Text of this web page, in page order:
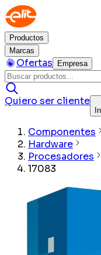
Productos
Marcas
Ofertas Empresa
Quiero ser cliente
Componentes
Hardware
Procesadores
17083